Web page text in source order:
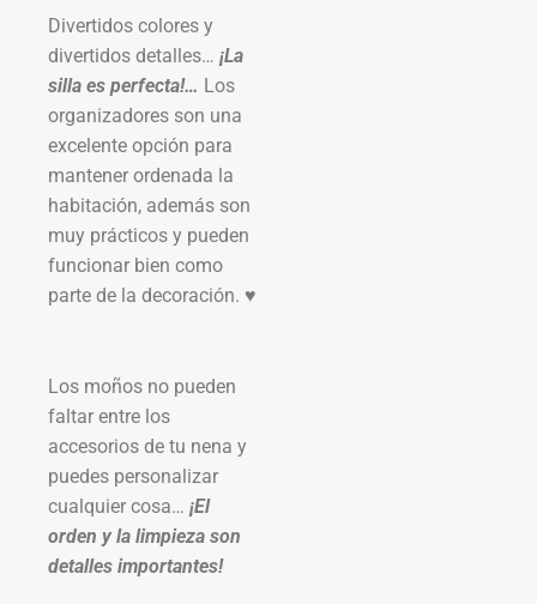
Divertidos colores y
divertidos detalles… ¡La
silla es perfecta!… Los
organizadores son una
excelente opción para
mantener ordenada la
habitación, además son
muy prácticos y pueden
funcionar bien como
parte de la decoración. ♥
Los moños no pueden
faltar entre los
accesorios de tu nena y
puedes personalizar
cualquier cosa… ¡El
orden y la limpieza son
detalles importantes!